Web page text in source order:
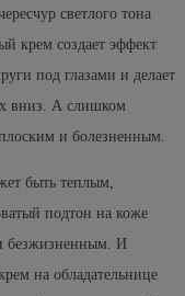
светлого тона
крем создает эффект
под глазами и делает
вниз. А слишком
и болезненным.
быть теплым,
подтон на коже
и безжизненным. И
на обладательнице